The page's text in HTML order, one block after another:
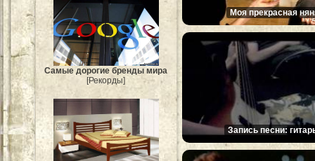
Самые дорогие бренды мира
[Рекорды]
Моя прекрасная
Запись песни: